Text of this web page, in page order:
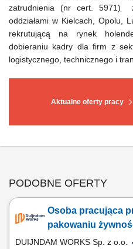
Aktualne oferty pracy
zatrudnienia (nr cert. 5971)
oddziałami w Kielcach, Opolu,
rekrutującą na rynek
dobieraniu kadry dla firm z
logistycznego, technicznego i
PODOBNE OFERTY
Osoba pracująca
pakowaniu
DUIJNDAM WORKS Sp. z o.o.